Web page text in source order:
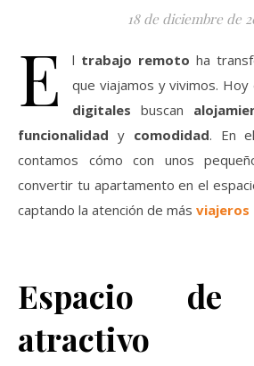
18 de diciembre de
E l trabajo remoto ha
que viajamos y vivimos. Hoy
digitales buscan
funcionalidad y comodidad. En
contamos cómo con unos
convertir tu apartamento en el
captando la atención de más viajeros
Espacio de
atractivo